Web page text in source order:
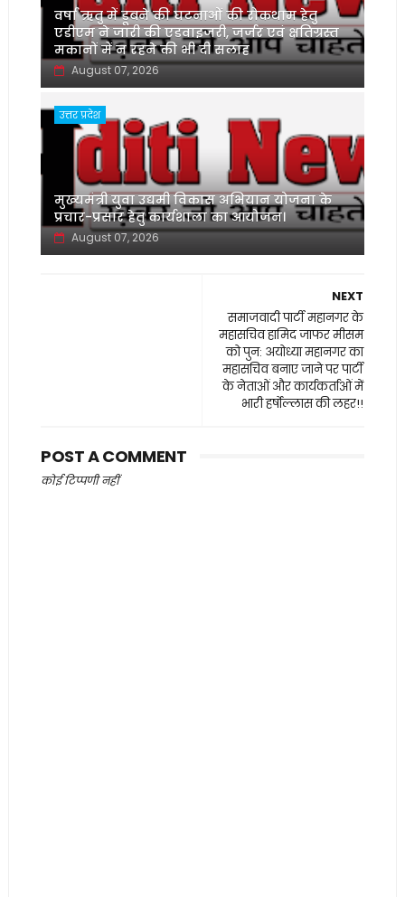
वर्षा ऋतु में डूबने की घटनाओं की रोकथाम हेतु
एडीएम ने जारी की एडवाइजरी, जर्जर एवं क्षतिग्रस्त
मकानों में न रहने की भी दी सलाह
August 07, 2026
उत्तर प्रदेश
मुख्यमंत्री युवा उद्यमी विकास अभियान योजना के
प्रचार-प्रसार हेतु कार्यशाला का आयोजन।
August 07, 2026
NEXT
समाजवादी पार्टी महानगर के
महासचिव हामिद जाफर मीसम
को पुन: अयोध्या महानगर का
महासचिव बनाए जाने पर पार्टी
के नेताओं और कार्यकर्ताओं में
भारी हर्षोल्लास की लहर!!
POST A COMMENT
कोई टिप्पणी नहीं